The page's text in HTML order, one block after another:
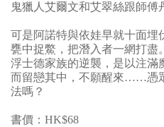
鬼獵人艾爾文和艾翠絲跟師傅
可是阿諾特與依娃早就十面埋
甕中捉鱉，把潛入者一網打盡。
浮士德家族的逆襲，是以注滿
而留戀其中，不願醒來……憑
法嗎？
書價：HK$68